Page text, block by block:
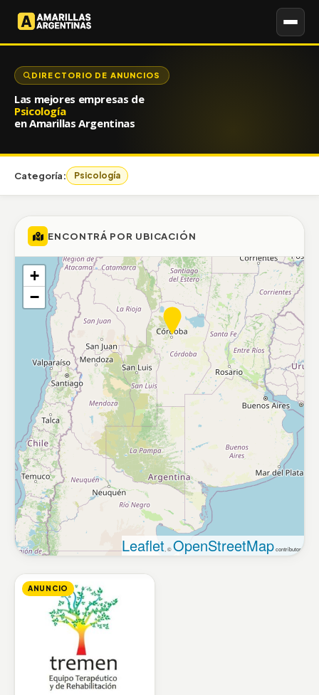
DIRECTORIO DE ANUNCIOS
Las mejores empresas de
Psicología
en Amarillas Argentinas
Categoría: Psicología
ENCONTRÁ POR UBICACIÓN
+
−
Leaflet , ©OpenStreetMapcontributors
ANUNCIO